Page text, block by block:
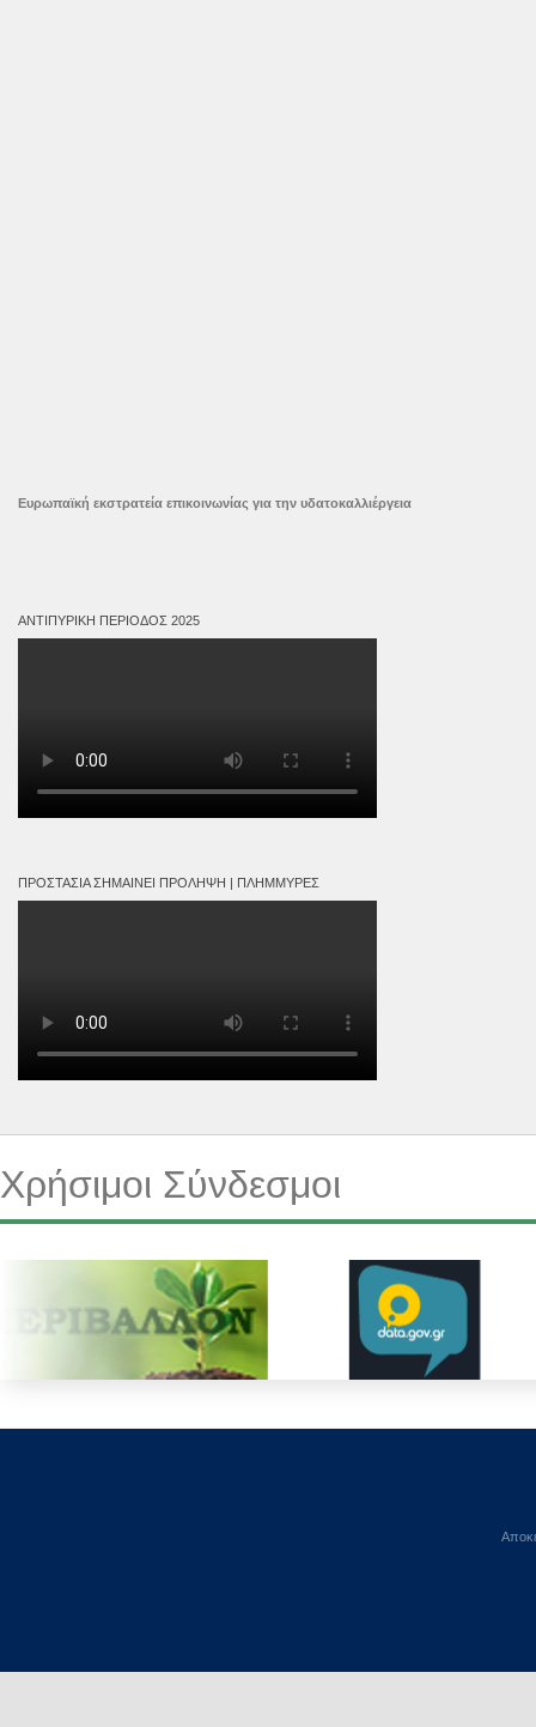
Ευρωπαϊκή εκστρατεία επικοινωνίας για την υδατοκαλλιέργεια
ΑΝΤΙΠΥΡΙΚΉ ΠΕΡΊΟΔΟΣ 2025
ΠΡΟΣΤΑΣΊΑ ΣΗΜΑΊΝΕΙ ΠΡΌΛΗΨΗ | ΠΛΗΜΜΎΡΕΣ
Χρήσιμοι Σύνδεσμοι